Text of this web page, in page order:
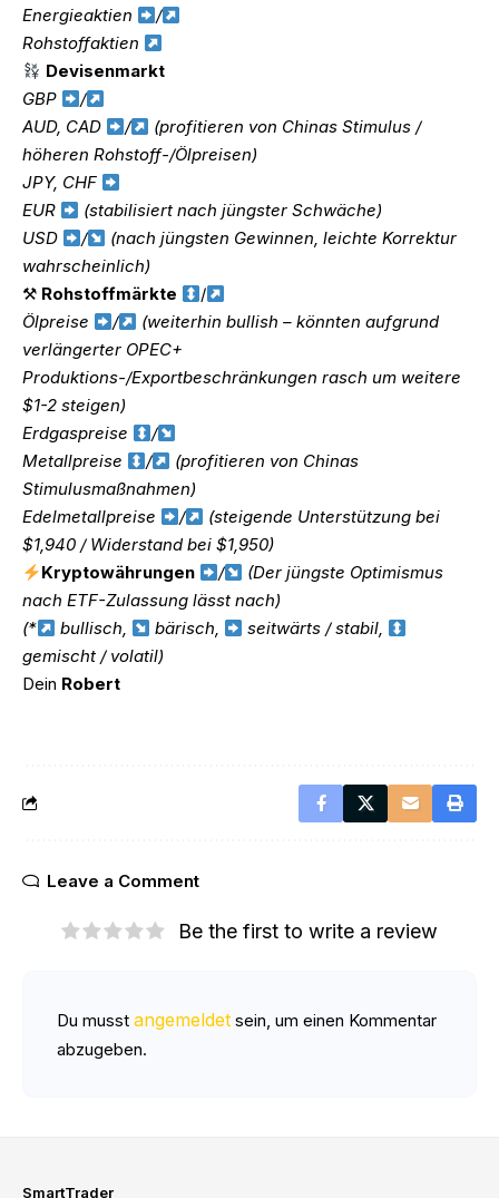
Energieaktien
/
Rohstoffaktien
Devisenmarkt
GBP
/
AUD, CAD
/
(profitieren von Chinas Stimulus /
höheren Rohstoff-/Ölpreisen)
JPY, CHF
EUR
(stabilisiert nach jüngster Schwäche)
USD
/
(nach jüngsten Gewinnen, leichte Korrektur
wahrscheinlich)
⚒ Rohstoffmärkte
/
Ölpreise
/
(weiterhin bullish – könnten aufgrund
verlängerter OPEC+
Produktions-/Exportbeschränkungen rasch um weitere
$1-2 steigen)
Erdgaspreise
/
Metallpreise
/
(profitieren von Chinas
Stimulusmaßnahmen)
Edelmetallpreise
/
(steigende Unterstützung bei
$1,940 / Widerstand bei $1,950)
Kryptowährungen
/
(Der jüngste Optimismus
nach ETF-Zulassung lässt nach)
(*
bullisch, bärisch,
seitwärts / stabil,
gemischt / volatil)
Dein Robert
Leave a Comment
Be the first to write a review
Du musst angemeldet sein, um einen Kommentar
abzugeben.
SmartTrader